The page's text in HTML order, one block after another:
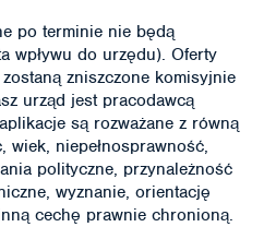
po terminie nie będą
wpływu do urzędu). Oferty
zniszczone komisyjnie
urząd jest pracodawcą
są rozważane z równą
wiek, niepełnosprawność,
polityczne, przynależność
wyznanie, orientację
cechę prawnie chronioną.